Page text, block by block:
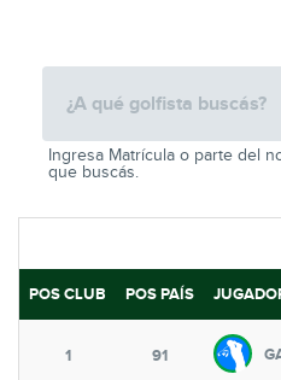
Ingresa Matrícula o parte del
que buscás.
POS CLUB POS PAÍS
1 91